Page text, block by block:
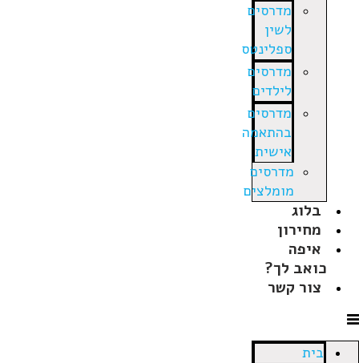
מדרסים
לשין
ספלינטס
מדרסים
לילדים
מדרסים
בהתאמה
אישית
מדרסים
מומלצים
בלוג
מחירון
איפה
כואב לך?
צור קשר
בית